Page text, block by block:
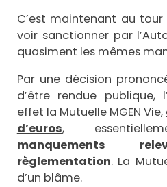
C’est maintenant au tour
voir sanctionner par
quasiment les mêmes
Par une décision
d’être rendue publique,
effet la Mutuelle MGEN Vie,
d’euros,
manquements
règlementation. La
d’un blâme.